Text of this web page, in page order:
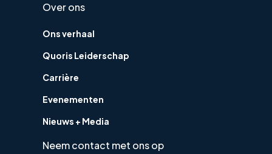
Over ons
Ons verhaal
Quoris Leiderschap
Carrière
Evenementen
Nieuws + Media
Neem contact met ons op